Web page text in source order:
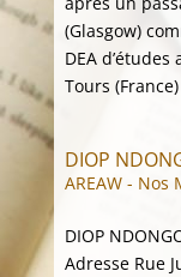
(Glasgow)
DEA
Tours
DIOP
AREAW - Nos
DIOP
Adresse Rue